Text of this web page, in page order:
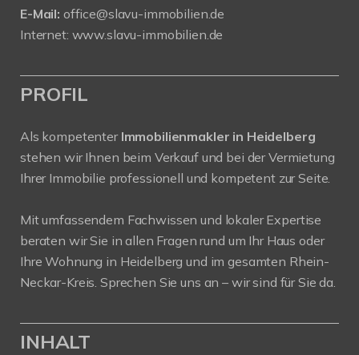
E-Mail: office@slavu-immobilien.de
Internet: www.slavu-immobilien.de
PROFIL
Als kompetenter Immobilienmakler in Heidelberg
stehen wir Ihnen beim Verkauf und bei der Vermietung
Ihrer Immobilie professionell und kompetent zur Seite.
Mit umfassendem Fachwissen und lokaler Expertise
beraten wir Sie in allen Fragen rund um Ihr Haus oder
Ihre Wohnung in Heidelberg und im gesamten Rhein-
Neckar-Kreis. Sprechen Sie uns an – wir sind für Sie da.
INHALT